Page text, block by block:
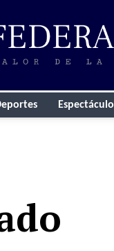
Espectáculo